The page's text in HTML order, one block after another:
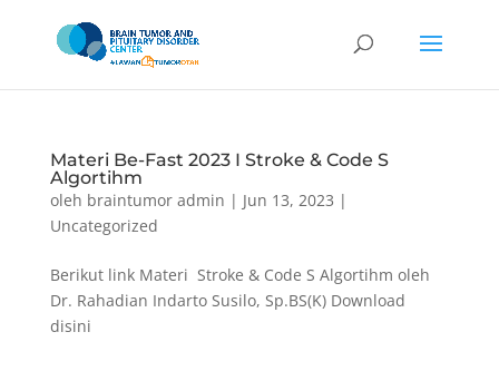
Materi Be-Fast 2023 I Stroke & Code S
Algortihm
oleh braintumor admin | Jun 13, 2023 |
Uncategorized
Berikut link Materi Stroke & Code S Algortihm oleh
Dr. Rahadian Indarto Susilo, Sp.BS(K) Download
disini